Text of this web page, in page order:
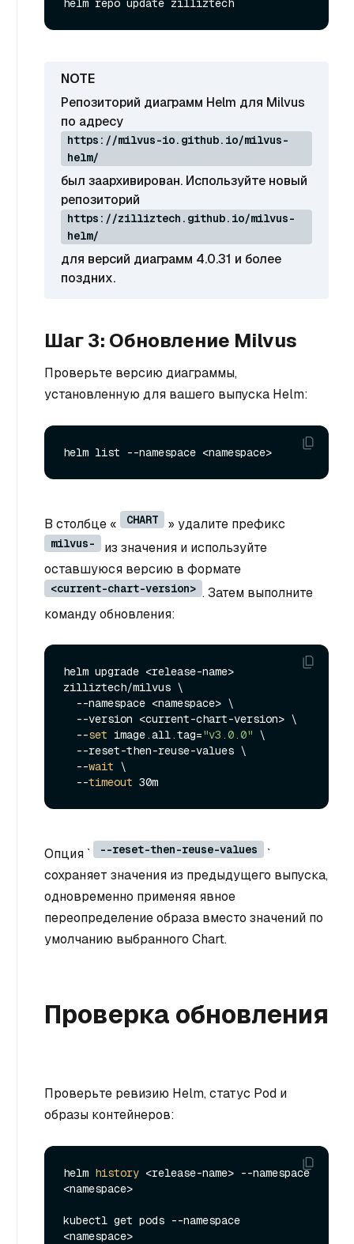
Репозиторий диаграмм Helm для Milvus
по адресу
https://milvus-io.github.io/milvus-
helm/
был заархивирован. Используйте новый
репозиторий
https://zilliztech.github.io/milvus-
helm/
для версий диаграмм 4.0.31 и более
поздних.
Шаг 3: Обновление Milvus
Проверьте версию диаграммы,
установленную для вашего выпуска Helm:
В столбце « CHART » удалите префикс
milvus-
из значения и используйте
оставшуюся версию в формате
<current-chart-version> . Затем выполните
команду обновления:
helm upgrade <release-name>
zilliztech/milvus \
  --
set image.all.tag="v3.0.0" \
  --
wait \
  --
timeout
Опция ` --reset-then-reuse-values
`
сохраняет значения из предыдущего выпуска,
одновременно применяя явное
переопределение образа вместо значений по
умолчанию выбранного Chart.
Проверка обновления
Проверьте ревизию Helm, статус Pod и
образы контейнеров:
helm history <release-name> --namespace
<namespace>
kubectl get pods --namespace
<namespace>